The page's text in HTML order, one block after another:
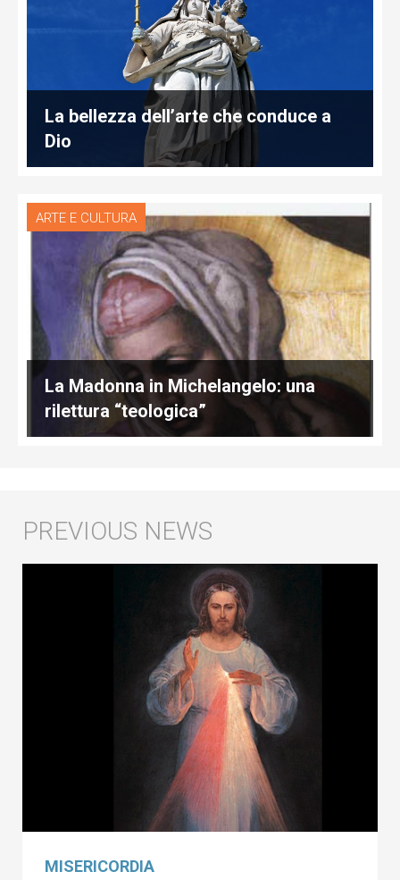
La bellezza dell’arte che conduce a
Dio
ARTE E CULTURA
La Madonna in Michelangelo: una
rilettura “teologica”
MISERICORDIA